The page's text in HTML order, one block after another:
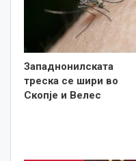
Западнонилската
треска се шири во
Скопје и Велес